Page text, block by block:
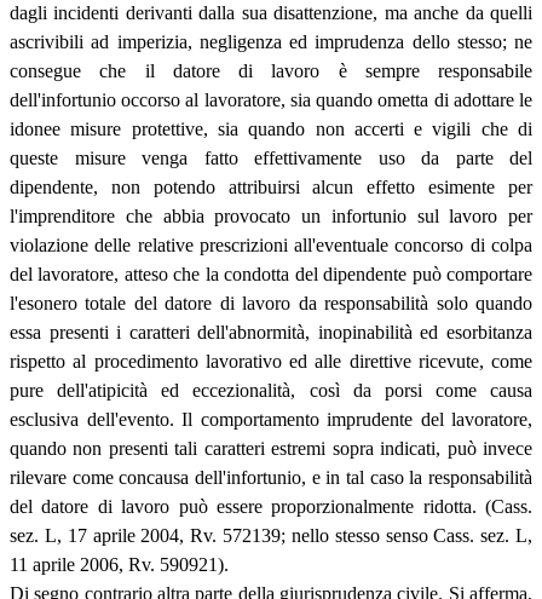
dagli incidenti derivanti dalla sua disattenzione, ma anche da quelli
ascrivibili ad imperizia, negligenza ed imprudenza dello stesso; ne
consegue che il datore di lavoro è sempre responsabile
dell'infortunio occorso al lavoratore, sia quando ometta di adottare le
idonee misure protettive, sia quando non accerti e vigili che di
queste misure venga fatto effettivamente uso da parte del
dipendente, non potendo attribuirsi alcun effetto esimente per
l'imprenditore che abbia provocato un infortunio sul lavoro per
violazione delle relative prescrizioni all'eventuale concorso di colpa
del lavoratore, atteso che la condotta del dipendente può comportare
l'esonero totale del datore di lavoro da responsabilità solo quando
essa presenti i caratteri dell'abnormità, inopinabilità ed esorbitanza
rispetto al procedimento lavorativo ed alle direttive ricevute, come
pure dell'atipicità ed eccezionalità, così da porsi come causa
esclusiva dell'evento. Il comportamento imprudente del lavoratore,
quando non presenti tali caratteri estremi sopra indicati, può invece
rilevare come concausa dell'infortunio, e in tal caso la responsabilità
del datore di lavoro può essere proporzionalmente ridotta. (Cass.
sez. L, 17 aprile 2004, Rv. 572139; nello stesso senso Cass. sez. L,
11 aprile 2006, Rv. 590921).
Di segno contrario altra parte della giurisprudenza civile. Si afferma,